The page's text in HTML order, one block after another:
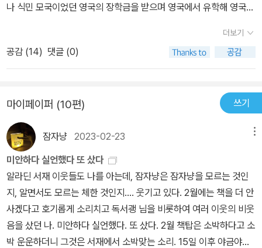
있는 자리를 찾는 것이다. 또한 개혁적인 성향의 비스와스 씨에게
이 상징하는 변질된 보수 힌두교 집단 문화로부터 독립된 개인적인
은 개인성을 용납하지 못하는 구시대적인 사회 체제와 영국 식민주
의, 미국 자본주의의 잠식 모두로부터 정체성, 독립성을 찾고자 하는
열망을 상징한다. “새뮤얼 스마일스 우울증이 그를 덮쳤다” - 한 재능
있는 식민지인을 위한 이유 있는 변명 비스와스 씨는 비록 이렇게 갑
갑한 사회 안에 살면서도 무엇인가 더 고상한 목적이 자신을 기다리
고 있을 것이라는 생각을 그만둔 적이 없었지만, 새뮤얼 스마일스의
책을 읽는 건 그만두었다. 새뮤얼 스마일스 때문에 그는 심하게 낙담
했다. 노벨문학상과 영어권의 각종 권위 있는 문학상을 휩쓰는 영광
을 누렸지만, 나이폴은 평생 정치적 비난에 시달렸다. 미국의 문예평
론가 에드워드 사이드는 이슬람교와 제3세계를 바라보는 나이폴의
나 식민 모국이었던 영국의 장학금을 받으며 영국에서 유학해 영국인
바고, 그중에서도 수도 포트오브스페인을 사실상 고향으로 인식하는
인도 브라만 핏줄의 소설가. 대충 그림이 그려지실 것이다. 자신의 가
난하고 지긋지긋했던 소년시절을 밝은 필체의 연작소설로 그린 것이
부근에 자그마한 돌집을 짓고 방랑하는 인도인이 드디어 한 곳에 정
착하기 전까지 있었던 몇 번의 도착arrival이 의미하는 바를 쓴 <도착
의 수수께끼>는 자신의 기억을 큰 줄기로 하되, 당연히 작가 스스로
가 선별하고 자의적으로 왜곡시킨 경험을 서술했다고 할 수 있고, 이
번에 읽은 <비스와스 씨를 위한 집>은 얼핏, 작가 나이폴의 아버지
시퍼사드 나이폴의 생애를 ‘집’을 얻기 위한 투쟁의 측면에서 관찰한
작품이라 주장할 수 있음직하다. 물론 내가 나이폴에 대해 잘 알아서
이렇게 얘기 하는 건 아니다. 책 뒤편 해설에 나이폴의 아버지 시퍼사
트 나이폴 씨가 브라만 계급출신이고, 부유한 처가에 더부살이를 했
더보기
공감 (14) 댓글 (0)
마이페이퍼 (10편) 쓰기
잠자냥 2023-02-23
미안하다 실언했다 또 샀다
알라딘 서재 이웃들도 나를 아는데, 잠자냥은 잠자냥을 모르는 것인
지, 알면서도 모르는 체한 것인지.... 웃기고 있다. 2월에는 책을 더 안
사겠다고 호기롭게 소리치고 독서괭 님을 비롯하여 여러 이웃의 비웃
음을 샀던 나. 미안하다 실언했다. 또 샀다. 2월 책탑은 소박하다고 소
박 운운하더니 그것은 서재에서 소박맞는 소리. 15일 이후 야금야금